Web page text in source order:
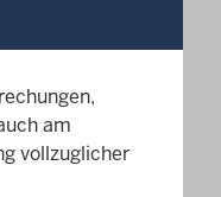
am
vollzuglicher